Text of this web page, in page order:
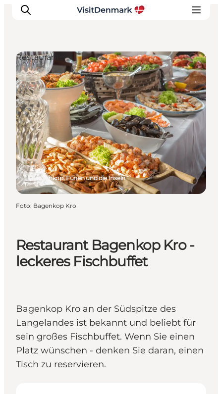
Inspiration
Regionen
Erlebnisse
Unterkünfte
Reiseplanung
Restaurant Bagenkop Kro -
leckeres Fischbuffet
Bagenkop Kro an der Südspitze des
Langelandes ist bekannt und beliebt für
sein großes Fischbuffet. Wenn Sie einen
Platz wünschen - denken Sie daran, einen
Tisch zu reservieren.
Bagenkop, Fünen und die Inseln
Restaurants
Foto: Bagenkop Kro